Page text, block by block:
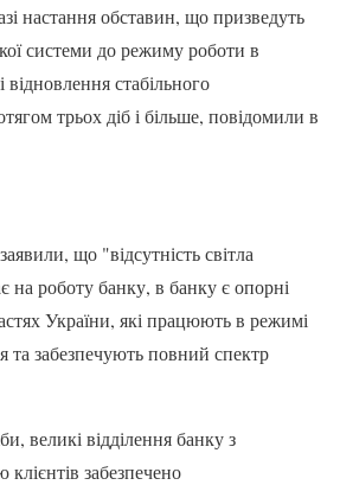
настання обставин, що призведуть
системи до режиму роботи в
стабільного
трьох діб і більше, повідомили в
що "відсутність світла
на роботу банку, в банку є опорні
України, які працюють в режимі
та забезпечують повний спектр
великі відділення банку з
забезпечено